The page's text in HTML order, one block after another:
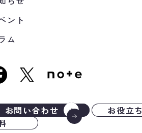
ント
ム
お問い合わせ
お役立ち